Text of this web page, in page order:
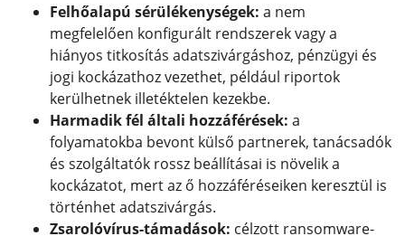
Felhőalapú sérülékenységek: a nem
megfelelően konfigurált rendszerek vagy a
hiányos titkosítás adatszivárgáshoz, pénzügyi és
jogi kockázathoz vezethet, például riportok
kerülhetnek illetéktelen kezekbe.
Harmadik fél általi hozzáférések: a
folyamatokba bevont külső partnerek, tanácsadók
és szolgáltatók rossz beállításai is növelik a
kockázatot, mert az ő hozzáféréseiken keresztül is
történhet adatszivárgás.
Zsarolóvírus-támadások: célzott ransomware-